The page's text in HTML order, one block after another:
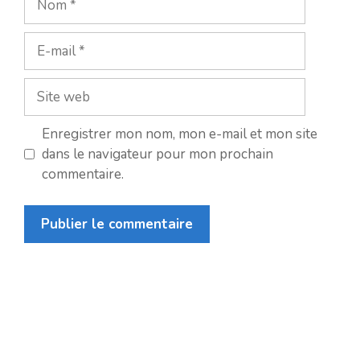
mail
Site
web
Enregistrer mon nom, mon e-mail et mon site
dans le navigateur pour mon prochain
commentaire.